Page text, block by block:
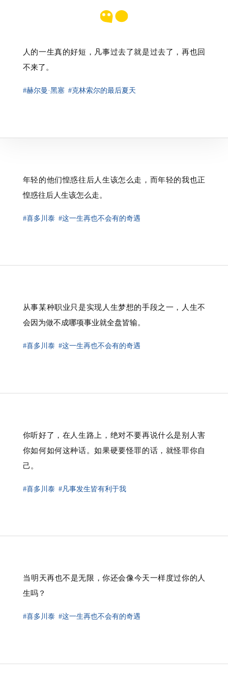
人的一生真的好短，凡事过去了就是过去了，再也回
不来了。
#赫尔曼·黑塞 #克林索尔的最后夏天
年轻的他们惶惑往后人生该怎么走，而年轻的我也正
惶惑往后人生该怎么走。
#喜多川泰 #这一生再也不会有的奇遇
从事某种职业只是实现人生梦想的手段之一，人生不
会因为做不成哪项事业就全盘皆输。
#喜多川泰 #这一生再也不会有的奇遇
你听好了，在人生路上，绝对不要再说什么是别人害
你如何如何这种话。如果硬要怪罪的话，就怪罪你自
己。
#喜多川泰 #凡事发生皆有利于我
⁠当明天再也不是无限，你还会像今天一样度过你的人
生吗？
#喜多川泰 #这一生再也不会有的奇遇